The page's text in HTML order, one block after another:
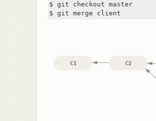
$ git checkout master
$ git merge client